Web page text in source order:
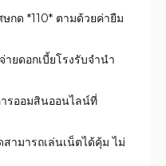
กด *110* ตามด้วยค่ายืม
ยดอกเบี้ยโรงรับจํานํา
รออมสินออนไลน์ที่
ามารถเล่นเน็ตได้คุ้ม ไม่